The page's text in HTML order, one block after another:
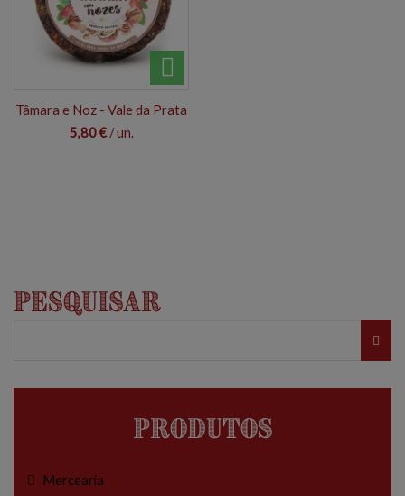
Tâmara e Noz - Vale da Prata
5,80 €/ un.
Pesquisar
Produtos
Mercearia